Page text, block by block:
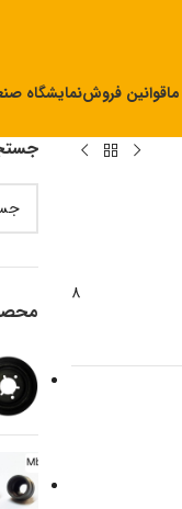
قوانین فروشنمایشگاه
8